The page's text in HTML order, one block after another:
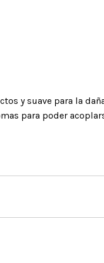
Absorbedores de
Anticaidas
y suave para la
para poder